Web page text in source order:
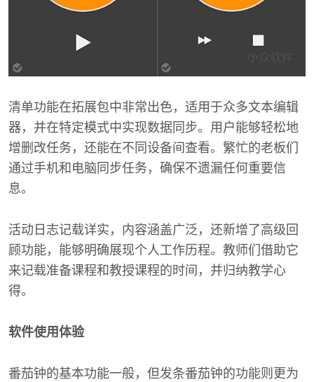
清单功能在拓展包中非常出色，适用于众多文本编辑
器，并在特定模式中实现数据同步。用户能够轻松地
增删改任务，还能在不同设备间查看。繁忙的老板们
通过手机和电脑同步任务，确保不遗漏任何重要信
息。
活动日志记载详实，内容涵盖广泛，还新增了高级回
顾功能，能够明确展现个人工作历程。教师们借助它
来记载准备课程和教授课程的时间，并归纳教学心
得。
软件使用体验
番茄钟的基本功能一般，但发条番茄钟的功能则更为